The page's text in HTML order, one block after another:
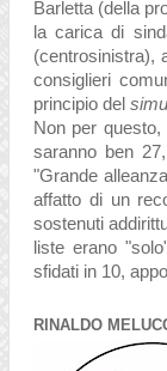
Barletta (della
la carica di
(centrosinistra),
consiglieri
principio del
Non per
saranno ben
"Grande
affatto di un
sostenuti
liste erano
sfidati in 10,
RINALDO